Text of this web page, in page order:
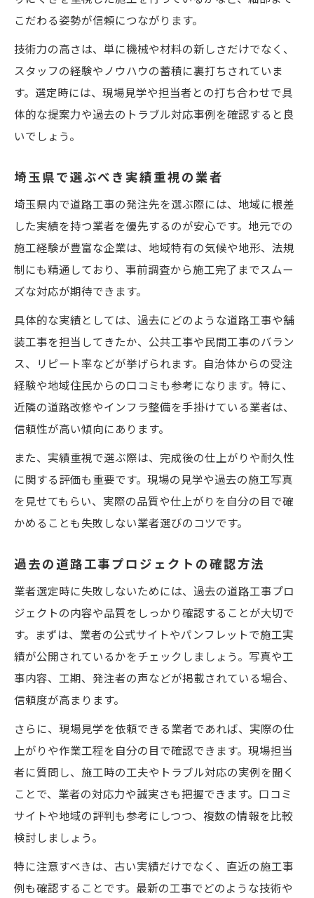
こだわる姿勢が信頼につながります。
技術力の高さは、単に機械や材料の新しさだけでなく、
スタッフの経験やノウハウの蓄積に裏打ちされていま
す。選定時には、現場見学や担当者との打ち合わせで具
体的な提案力や過去のトラブル対応事例を確認すると良
いでしょう。
埼玉県で選ぶべき実績重視の業者
埼玉県内で道路工事の発注先を選ぶ際には、地域に根差
した実績を持つ業者を優先するのが安心です。地元での
施工経験が豊富な企業は、地域特有の気候や地形、法規
制にも精通しており、事前調査から施工完了までスムー
ズな対応が期待できます。
具体的な実績としては、過去にどのような道路工事や舗
装工事を担当してきたか、公共工事や民間工事のバラン
ス、リピート率などが挙げられます。自治体からの受注
経験や地域住民からの口コミも参考になります。特に、
近隣の道路改修やインフラ整備を手掛けている業者は、
信頼性が高い傾向にあります。
また、実績重視で選ぶ際は、完成後の仕上がりや耐久性
に関する評価も重要です。現場の見学や過去の施工写真
を見せてもらい、実際の品質や仕上がりを自分の目で確
かめることも失敗しない業者選びのコツです。
過去の道路工事プロジェクトの確認方法
業者選定時に失敗しないためには、過去の道路工事プロ
ジェクトの内容や品質をしっかり確認することが大切で
す。まずは、業者の公式サイトやパンフレットで施工実
績が公開されているかをチェックしましょう。写真や工
事内容、工期、発注者の声などが掲載されている場合、
信頼度が高まります。
さらに、現場見学を依頼できる業者であれば、実際の仕
上がりや作業工程を自分の目で確認できます。現場担当
者に質問し、施工時の工夫やトラブル対応の実例を聞く
ことで、業者の対応力や誠実さも把握できます。口コミ
サイトや地域の評判も参考にしつつ、複数の情報を比較
検討しましょう。
特に注意すべきは、古い実績だけでなく、直近の施工事
例も確認することです。最新の工事でどのような技術や